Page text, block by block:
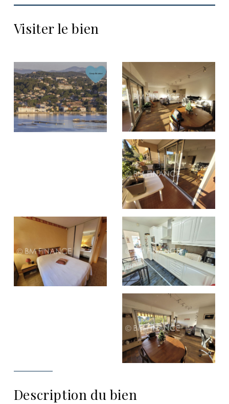
Visiter le bien
Description du bien